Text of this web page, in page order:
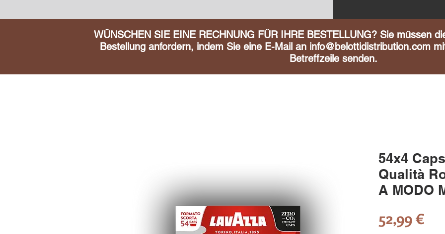
WÜNSCHEN SIE EINE RECHNUNG FÜR IHRE BESTELLUNG? Sie müssen
Bestellung anfordern, indem Sie eine E-Mail an info@belottidistribution.com
Betreffzeile senden.
54x4
Qualità
A MODO
52,99 €